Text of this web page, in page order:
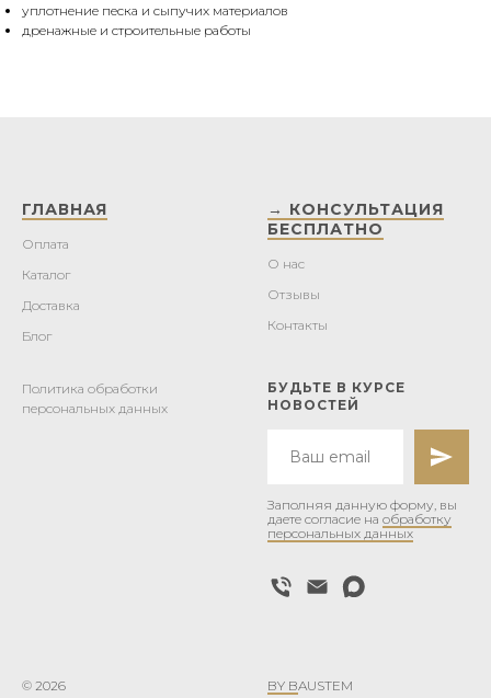
уплотнение песка и сыпучих материалов
дренажные и строительные работы
ГЛАВНАЯ
Оплата
Каталог
Доставка
Блог
→ КОНСУЛЬТАЦИЯ
БЕСПЛАТНО
О нас
Отзывы
Контакты
Политика обработки
персональных данных
БУДЬТЕ В КУРСЕ
НОВОСТЕЙ
Заполняя данную форму, вы
даете согласие на обработку
персональных данных
© 2026 BY BAUSTEM